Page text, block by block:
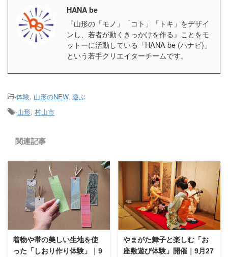
HANA be
『⼭形の「モノ」「コト」「トキ」をデザイ
ンし、若者が動くきっかけを作る』ことをモ
ットーに活動している「HANA be (ハナビ)」
という若⼿クリエイターチームです。
-体験, 山形のNEW, 遊ぶ
-山形, 村山市
関連記事
着物や帯の美しい生地を使
った「しおり作り体験」｜9
やまがた舞子と楽しむ「お
座敷遊び体験」開催｜9月27